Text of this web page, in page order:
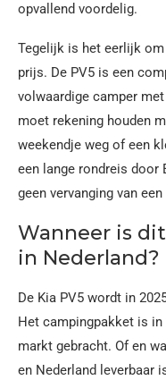
opvallend voordelig.
Tegelijk is het eerlijk
prijs. De PV5 is een
volwaardige camper
moet rekening houden
weekendje weg of een
een lange rondreis door
geen vervanging van
Wanneer is
in Nederland?
De Kia PV5 wordt in
Het campingpakket is
markt gebracht. Of en
en Nederland leverbaar